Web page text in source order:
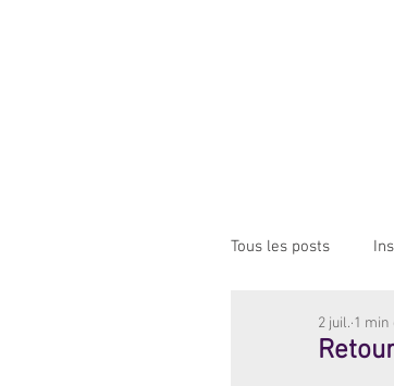
Tous les posts
2 juil. 1 min